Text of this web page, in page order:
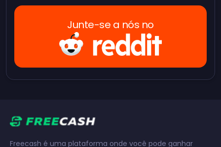
Junte-se a nós no
Freecash é uma plataforma onde você pode ganhar